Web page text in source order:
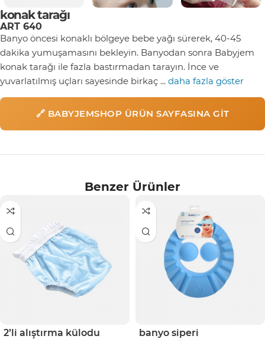
konak tarağı
ART 640
Banyo öncesi konaklı bölgeye bebe yağı sürerek, 40-45
dakika yumuşamasını bekleyin. Banyodan sonra Babyjem
konak tarağı ile fazla bastırmadan tarayın. İnce ve
yuvarlatılmış uçları sayesinde birkaç ... daha fazla göster
🔗 BABYJEMSHOP ÜRÜN SAYFASINA GIT
Benzer Ürünler
2’li alıştırma külodu banyo siperi